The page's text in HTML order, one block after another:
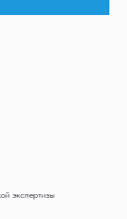
экспертизы